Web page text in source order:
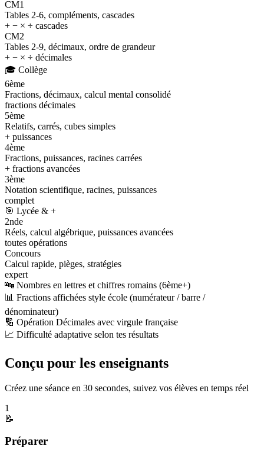
CM1
Tables 2-6, compléments, cascades
+ − × ÷ cascades
CM2
Tables 2-9, décimaux, ordre de grandeur
+ − × ÷ décimales
🎓 Collège
6ème
Fractions, décimaux, calcul mental consolidé
fractions décimales
5ème
Relatifs, carrés, cubes simples
+ puissances
4ème
Fractions, puissances, racines carrées
+ fractions avancées
3ème
Notation scientifique, racines, puissances
complet
🎯 Lycée & +
2nde
Réels, calcul algébrique, puissances avancées
toutes opérations
Concours
Calcul rapide, pièges, stratégies
expert
🔤 Nombres en lettres et chiffres romains (6ème+)
📊 Fractions affichées style école (numérateur / barre /
dénominateur)
🔢 Opération Décimales avec virgule française
📈 Difficulté adaptative selon tes résultats
Conçu pour les enseignants
Créez une séance en 30 secondes, suivez vos élèves en temps réel
1
📝
Préparer